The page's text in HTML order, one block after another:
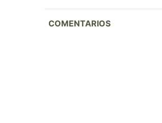
COMENTARIOS